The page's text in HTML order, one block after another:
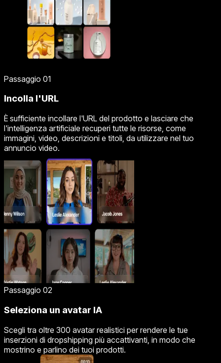
Passaggio 01
Incolla l'URL
È sufficiente incollare l'URL del prodotto e lasciare che
l'intelligenza artificiale recuperi tutte le risorse, come
immagini, video, descrizioni e titoli, da utilizzare nel tuo
annuncio video.
Passaggio 02
Seleziona un avatar IA
Scegli tra oltre 300 avatar realistici per rendere le tue
inserzioni di dropshipping più accattivanti, in modo che
mostrino e parlino dei tuoi prodotti.